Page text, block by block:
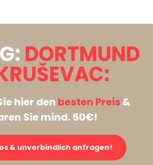
DORTMUND
hier den besten Preis&
Sie mind. 50€!
& unverbindlich anfragen!